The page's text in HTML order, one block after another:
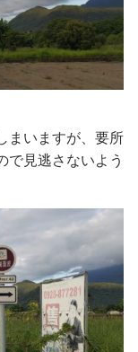
まいますが、要所
で見逃さないよう